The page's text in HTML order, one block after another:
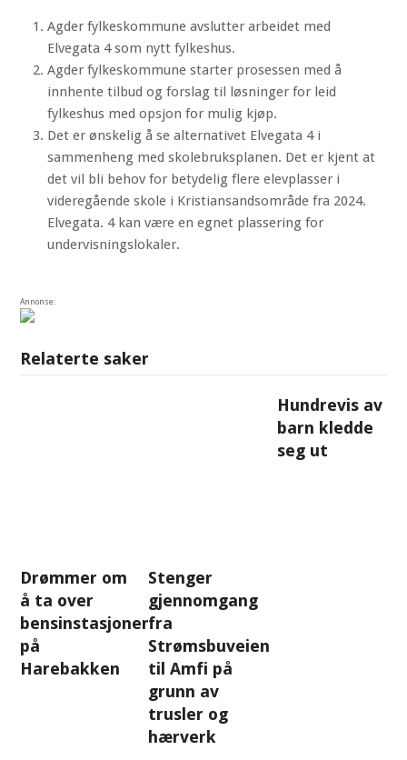
Agder fylkeskommune avslutter arbeidet med
Elvegata 4 som nytt fylkeshus.
Agder fylkeskommune starter prosessen med å
innhente tilbud og forslag til løsninger for leid
fylkeshus med opsjon for mulig kjøp.
Det er ønskelig å se alternativet Elvegata 4 i
sammenheng med skolebruksplanen. Det er kjent at
det vil bli behov for betydelig flere elevplasser i
videregående skole i Kristiansandsområde fra 2024.
Elvegata. 4 kan være en egnet plassering for
undervisningslokaler.
Annonse:
Relaterte saker
Drømmer om
å ta over
bensinstasjonen
på
Harebakken
Stenger
gjennomgang
fra
Strømsbuveien
til Amfi på
grunn av
trusler og
hærverk
Hundrevis av
barn kledde
seg ut